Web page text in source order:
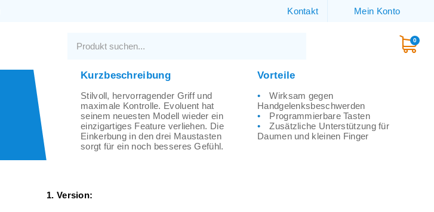
Kontakt Mein Konto
0
Kurzbeschreibung
Stilvoll, hervorragender Griff und
maximale Kontrolle. Evoluent hat
seinem neuesten Modell wieder ein
einzigartiges Feature verliehen. Die
Einkerbung in den drei Maustasten
sorgt für ein noch besseres Gefühl.
Vorteile
Wirksam gegen
Handgelenksbeschwerden
Programmierbare Tasten
Zusätzliche Unterstützung für
Daumen und kleinen Finger
1. Version: